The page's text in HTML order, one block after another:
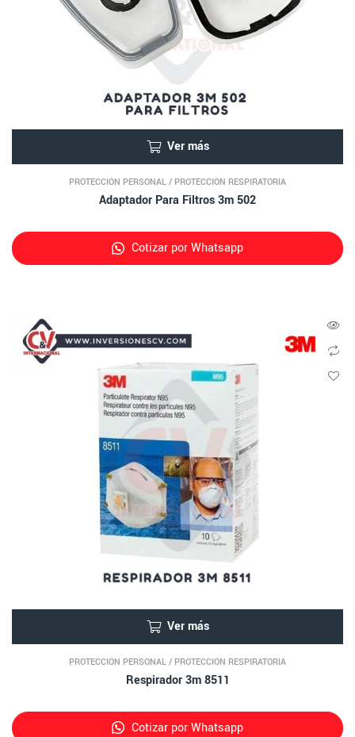
Ver más
PROTECCIÓN PERSONAL / PROTECCIÓN RESPIRATORIA
Adaptador Para Filtros 3m 502
Cotizar por Whatsapp
Ver más
PROTECCIÓN PERSONAL / PROTECCIÓN RESPIRATORIA
Respirador 3m 8511
Cotizar por Whatsapp